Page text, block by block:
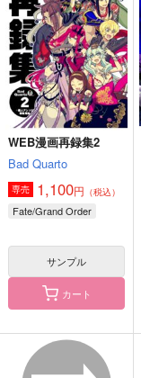
2,956円（税込）
四葉環×逢坂壮五
サンプル
作品詳細
はんぶんこの夜に
nini
WEB漫画再録集2
Bad Quarto
専売 1,100円 （税込）
Fate/Grand Order
サンプル
カート